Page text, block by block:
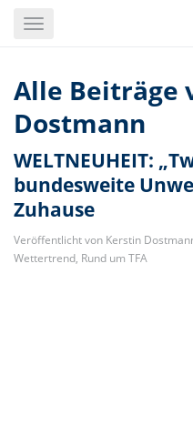
Toggle
Alle Beiträge
Dostmann
WELTNEUHEIT:
bundesweite
Zuhause
Veröffentlicht von Kerstin
Wettertrend, Rund um TFA